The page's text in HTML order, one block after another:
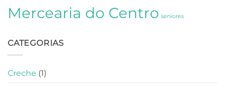
Mercearia do Centro seniores
CATEGORIAS
Creche (1)